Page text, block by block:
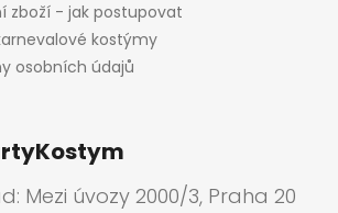
zboží - jak postupovat
kostýmy
osobních údajů
Mezi úvozy 2000/3, Praha 20